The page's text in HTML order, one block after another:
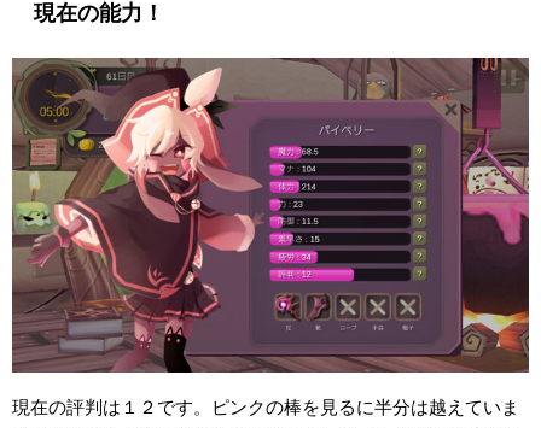
現在の能力！
現在の評判は１２です。ピンクの棒を見るに半分は越えていま